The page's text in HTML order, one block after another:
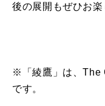
後の展開もぜひお楽
※「綾鷹」は、The
です。